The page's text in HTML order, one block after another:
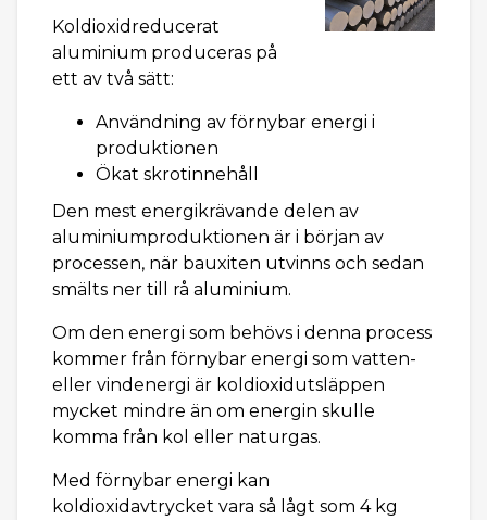
Koldioxidreducerat
aluminium produceras på
ett av två sätt:
Användning av förnybar energi i
produktionen
Ökat skrotinnehåll
Den mest energikrävande delen av
aluminiumproduktionen är i början av
processen, när bauxiten utvinns och sedan
smälts ner till rå aluminium.
Om den energi som behövs i denna process
kommer från förnybar energi som vatten-
eller vindenergi är koldioxidutsläppen
mycket mindre än om energin skulle
komma från kol eller naturgas.
Med förnybar energi kan
koldioxidavtrycket vara så lågt som 4 kg